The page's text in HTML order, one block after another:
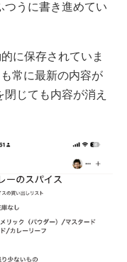
つうに書き進めてい
に保存されていま
常に最新の内容が
じても内容が消え